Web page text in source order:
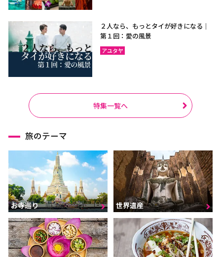
２人なら、もっとタイが好きになる｜
第１回：愛の風景
アユタヤ
特集一覧へ
旅のテーマ
お寺巡り 世界遺産